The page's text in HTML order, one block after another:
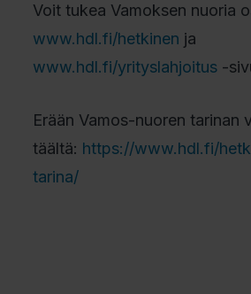
Voit tukea Vamoksen nuoria
www.hdl.fi/hetkinen ja
www.hdl.fi/yrityslahjoitus -
Erään Vamos-nuoren tarinan
täältä: https://www.hdl.fi/
tarina/